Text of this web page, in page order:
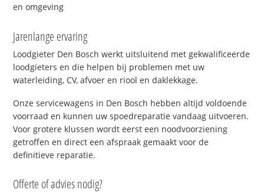
en omgeving
Jarenlange ervaring
Loodgieter Den Bosch werkt uitsluitend met gekwalificeerde
loodgieters en die helpen bij problemen met uw
waterleiding, CV, afvoer en riool en daklekkage.
Onze servicewagens in Den Bosch hebben altijd voldoende
voorraad en kunnen uw spoedreparatie vandaag uitvoeren.
Voor grotere klussen wordt eerst een noodvoorziening
getroffen en direct een afspraak gemaakt voor de
definitieve reparatie.
Offerte of advies nodig?